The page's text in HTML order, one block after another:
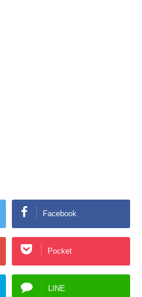
Facebook
Pocket
LINE